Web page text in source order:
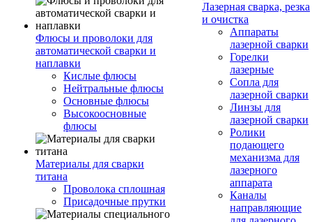
Флюсы и проволоки для
автоматической сварки и
наплавки
Кислые флюсы
Нейтральные флюсы
Основные флюсы
Высокоосновные
флюсы
Материалы для сварки
титана
Проволока сплошная
Присадочные прутки
Лазерная сварка, резка
и очистка
Аппараты
лазерной сварки
Горелки
лазерные
Сопла для
лазерной сварки
Линзы для
лазерной сварки
Ролики
подающего
механизма для
лазерного
аппарата
Каналы
направляющие